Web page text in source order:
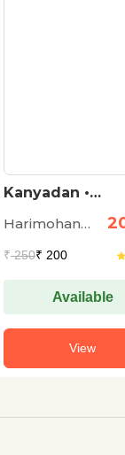
Kanyadan •
Harimohan
₹250₹ 200
Available
View